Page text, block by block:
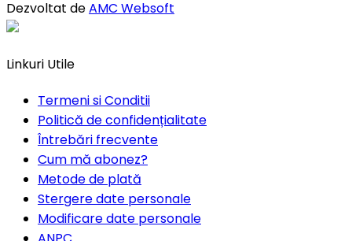
Dezvoltat deAMC Websoft
Linkuri Utile
Termeni si Conditii
Politică de confidențialitate
Întrebări frecvente
Cum mă abonez?
Metode de plată
Stergere date personale
Modificare date personale